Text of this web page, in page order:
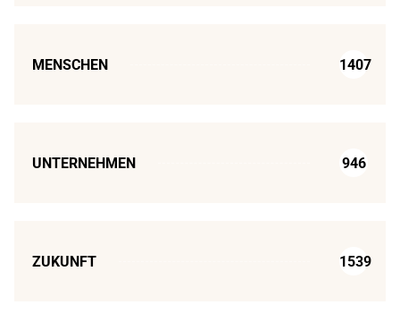
MENSCHEN 1407
UNTERNEHMEN 946
ZUKUNFT 1539